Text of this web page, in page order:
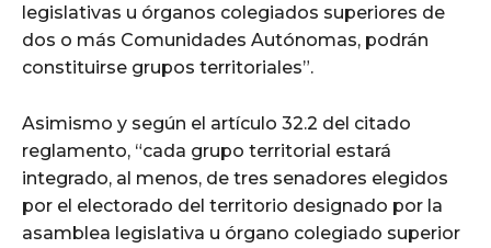
legislativas u órganos colegiados superiores de
dos o más Comunidades Autónomas, podrán
constituirse grupos territoriales”.
Asimismo y según el artículo 32.2 del citado
reglamento, “cada grupo territorial estará
integrado, al menos, de tres senadores elegidos
por el electorado del territorio designado por la
asamblea legislativa u órgano colegiado superior